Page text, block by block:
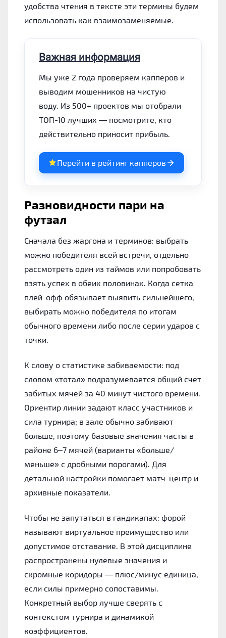
удобства чтения в тексте эти термины будем
использовать как взаимозаменяемые.
Важная информация
Мы уже 2 года проверяем капперов и
выводим мошенников на чистую
воду. Из 500+ проектов мы отобрали
ТОП-10 лучших — посмотрите, кто
действительно приносит прибыль.
Перейти в рейтинг капперов
Разновидности пари на
футзал
Сначала без жаргона и терминов: выбрать
можно победителя всей встречи, отдельно
рассмотреть один из таймов или попробовать
взять успех в обеих половинах. Когда сетка
плей-офф обязывает выявить сильнейшего,
выбирать можно победителя по итогам
обычного времени либо после серии ударов с
точки.
К слову о статистике забиваемости: под
словом «тотал» подразумевается общий счет
забитых мячей за 40 минут чистого времени.
Ориентир линии задают класс участников и
сила турнира; в зале обычно забивают
больше, поэтому базовые значения часты в
районе 6–7 мячей (варианты «больше/
меньше» с дробными порогами). Для
детальной настройки помогает матч-центр и
архивные показатели.
Чтобы не запутаться в гандикапах: форой
называют виртуальное преимущество или
допустимое отставание. В этой дисциплине
распространены нулевые значения и
скромные коридоры — плюс/минус единица,
если силы примерно сопоставимы.
Конкретный выбор лучше сверять с
контекстом турнира и динамикой
коэффициентов.